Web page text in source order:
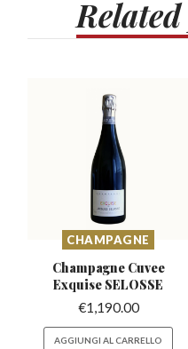
Related
CHAMPAGNE
Champagne Cuvee
Exquise SELOSSE
€1,190.00
AGGIUNGI AL CARRELLO